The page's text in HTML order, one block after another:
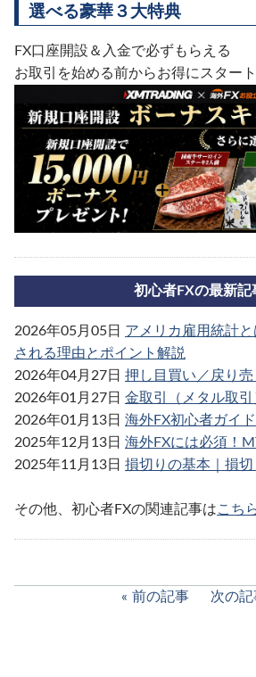
選べる豪華３大特典
FX口座開設＆入金で必ずもらえる
お取引を始める前からお得にスタート
初心者FXの最新記
2026年05月05日 アメリカ雇用統計
される理由とポイント解説
2026年04月27日 押し目買い／戻り売
2026年01月27日 金取引（メタル取
2026年01月13日 海外FX初心者ガイ
2025年12月13日 海外FXには必須！
2025年11月13日 損切りの基本｜損
その他、初心者FXの関連記事はこち
前の記事 次の記